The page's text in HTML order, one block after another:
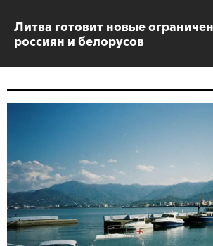
Литва готовит новые
россиян и белорусов